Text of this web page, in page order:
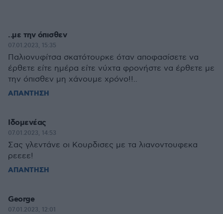
..με την όπισθεν
07.01.2023, 15:35
Παλιονυφίτσα σκατότουρκε όταν αποφασίσετε να
έρθετε είτε ημέρα είτε νύχτα φρονήστε να έρθετε με
την όπισθεν μη χάνουμε χρόνο!!..
ΑΠΑΝΤΗΣΗ
Ιδομενέας
07.01.2023, 14:53
Σας γλεντάνε οι Κουρδισες με τα λιανοντουφεκα
ρεεεε!
ΑΠΑΝΤΗΣΗ
George
07.01.2023, 12:01